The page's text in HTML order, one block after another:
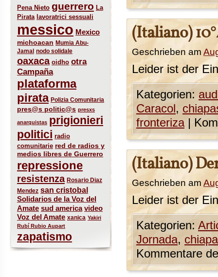
(Italiano)
Geschrieben am
Leider ist der
Kategorien:
Caracol,
fronteriza |
(Italiano)
Geschrieben am
Leider ist der
Kategorien:
Jornada,
Kommentare
Pena Nieto guerrero La
Pirata lavoratrici sessuali
messico Mexico
michoacan Mumia Abu-
Jamal nodo solidale
oaxaca oidho otra
Campaña
plataforma
pirata Polizia Comunitaria
pres@s politic@s presxs
anarquistas prigionieri
politici radio
comunitarie red de radios y
medios libres de Guerrero
repressione
resistenza Rosario Diaz
Mendez san cristobal
Solidarios de la Voz del
Amate sud america video
Voz del Amate xanica Yakiri
Rubí Rubio Aupart
zapatismo